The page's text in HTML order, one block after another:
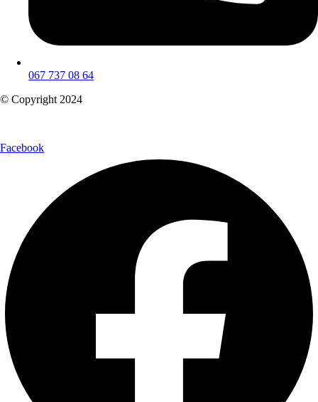
067 737 08 64
© Copyright 2024
Facebook